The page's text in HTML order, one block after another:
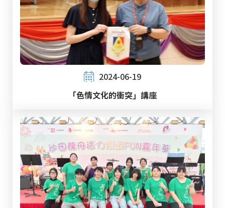
2024-06-19
「色情文化的衝突」講座